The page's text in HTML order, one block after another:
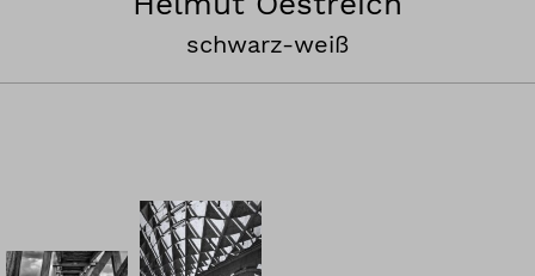
schwarz-weiß